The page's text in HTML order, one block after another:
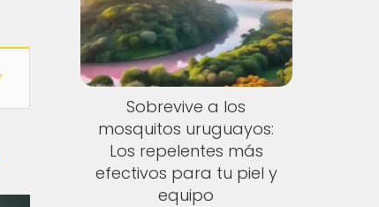
Sobrevive a los
mosquitos uruguayos:
Los repelentes más
efectivos para tu piel y
equipo